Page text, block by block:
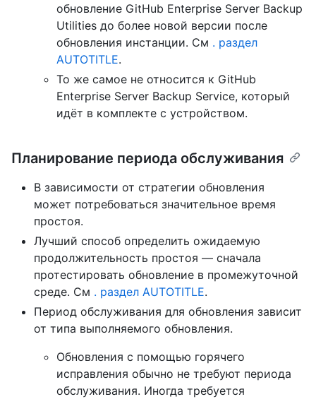
обновление GitHub Enterprise Server Backup
Utilities до более новой версии после
обновления инстанции. См . раздел
AUTOTITLE.
То же самое не относится к GitHub
Enterprise Server Backup Service, который
идёт в комплекте с устройством.
Планирование периода обслуживания
В зависимости от стратегии обновления
может потребоваться значительное время
простоя.
Лучший способ определить ожидаемую
продолжительность простоя — сначала
протестировать обновление в промежуточной
среде. См . раздел AUTOTITLE.
Период обслуживания для обновления зависит
от типа выполняемого обновления.
Обновления с помощью горячего
исправления обычно не требуют периода
обслуживания. Иногда требуется